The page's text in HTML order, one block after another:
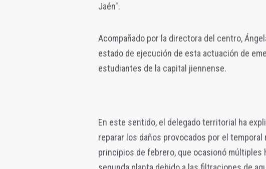
Jaén".
Acompañado por la directora del centro,
estado de ejecución de esta actuación de
estudiantes de la capital jiennense.
En este sentido, el delegado territorial ha
reparar los daños provocados por el
principios de febrero, que ocasionó múltiples